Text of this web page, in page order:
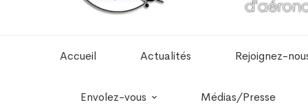
Accueil Actualités Rejoignez-
Envolez-vous Médias/Presse